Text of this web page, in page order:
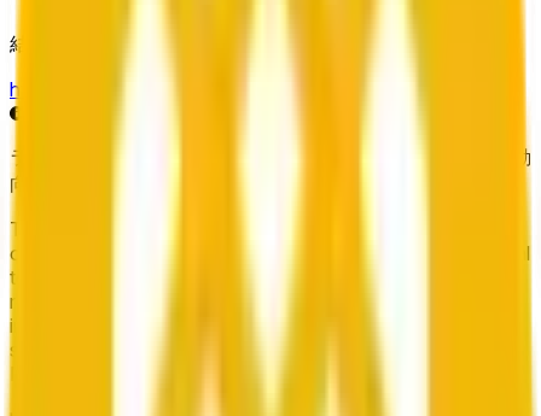
結算ソース
https://data.chain.link/streams/bnb-usd
ライブデータは数秒遅れる場合があり、他の取引所の価格動
向や市場全体の状況に影響される可能性があります。
This market will resolve to "Up" if the BNB price at the end
of the time range specified in the title is greater than or equal
to the price at the beginning of that range. Otherwise, it will
resolve to "Down". The resolution source for this market is
information from Chainlink, specifically the BNB/USD data
stream available at https://data.chain.link/streams/bnb-usd.